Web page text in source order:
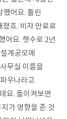
어요. 틀린
졌죠. 비자 만료로
어요. 햇수로 2년
계공모에
무실 이름을
우나라고
요. 돌이켜보면
가 영향을 준 것